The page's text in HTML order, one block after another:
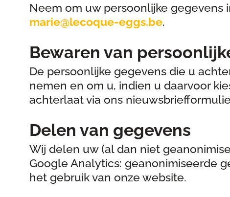
Neem om uw persoonlijke gegevens
marie@lecoque-eggs.be.
Bewaren van
De persoonlijke gegevens die u
nemen en om u, indien u daarvoor
achterlaat via ons
Delen van gegevens
Wij delen uw (al dan niet
Google Analytics: geanonimiseerde
het gebruik van onze website.